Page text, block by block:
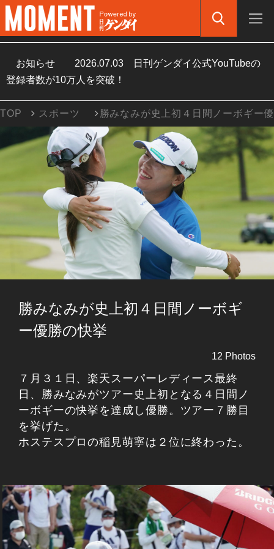
お知らせ 2026.07.03
日刊ゲンダイ公式YouTubeの
登録者数が10万人を突破！
TOP スポーツ 勝みなみが史上初４日間ノーボギー
勝みなみが史上初４日間ノーボギ
ー優勝の快挙
12 Photos
７月３１日、楽天スーパーレディース最終
日、勝みなみがツアー史上初となる４日間ノ
ーボギーの快挙を達成し優勝。ツアー７勝目
を挙げた。
ホステスプロの稲見萌寧は２位に終わった。